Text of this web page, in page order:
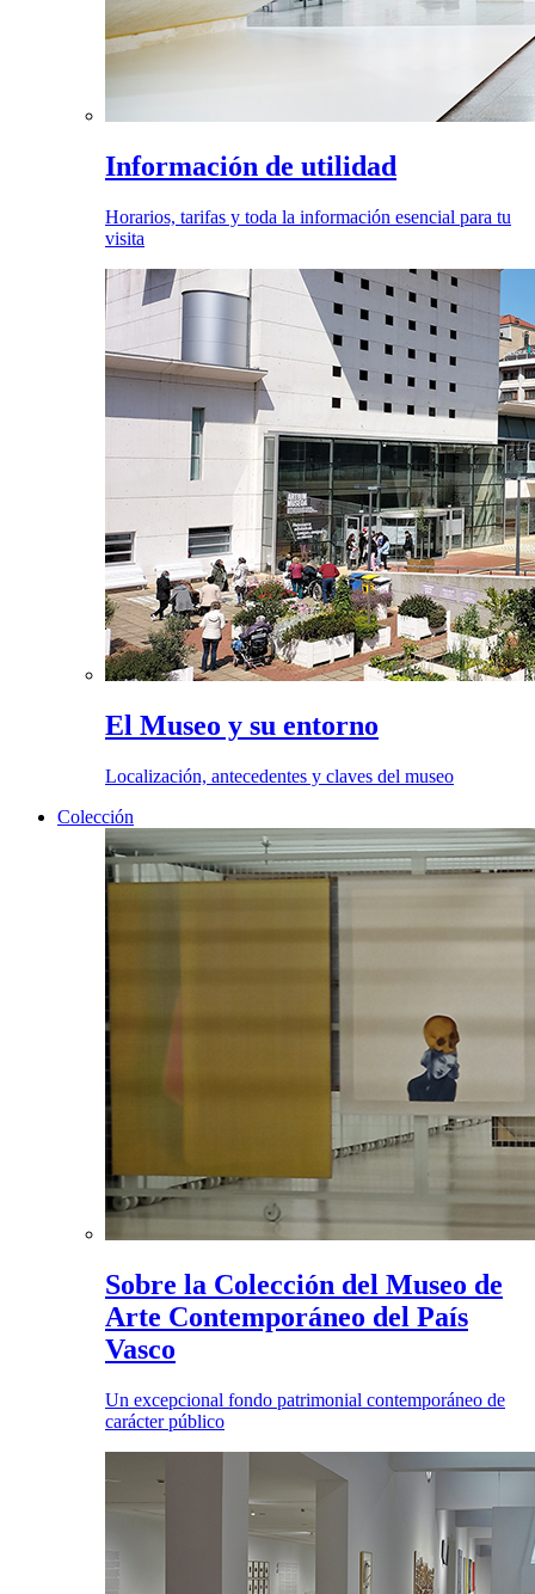
Información de utilidad
Horarios, tarifas y toda la información esencial para tu
visita
El Museo y su entorno
Localización, antecedentes y claves del museo
Colección
Sobre la Colección del Museo de
Arte Contemporáneo del País
Vasco
Un excepcional fondo patrimonial contemporáneo de
carácter público